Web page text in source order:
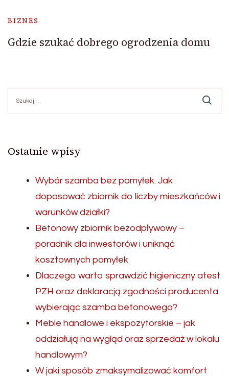
BIZNES
Gdzie szukać dobrego ogrodzenia domu
Ostatnie wpisy
Wybór szamba bez pomyłek. Jak
dopasować zbiornik do liczby mieszkańców i
warunków działki?
Betonowy zbiornik bezodpływowy –
poradnik dla inwestorów i uniknąć
kosztownych pomyłek
Dlaczego warto sprawdzić higieniczny atest
PZH oraz deklaracją zgodności producenta
wybierając szamba betonowego?
Meble handlowe i ekspozytorskie – jak
oddziałują na wygląd oraz sprzedaż w lokalu
handlowym?
W jaki sposób zmaksymalizować komfort